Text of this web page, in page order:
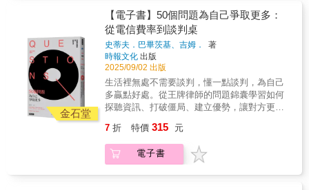
施。◆掌握談判心法，幫助你創造雙贏！◎不
要做沒有回報的讓步！◎儘可能不要與不具實
權的人談判。◎受談判對手尊敬遠比受其喜歡
更重要。◎卓越的談判者視談判對手為問題解
決者。因此，他經常展現這樣的風格：對人溫
和，但對主題強硬；努力增進互信；以追求雙
贏為目標。◎「贏家」是指自認為贏得談判的
人，「輸家」是指自認為輸掉談判的人。因
此，只有雙贏才是真贏！◎每一件事均可談
判，但不要每一件事都談判；每一件事均可重
開談判，但不要每一件事都重開談判。◎不要
毫不猶豫地接納談判對手的首次提議，你務必
要與他討價還價！◎盡量不要利用電話談判，
金上漲．向雇主要求調高薪資．向賣方要求降
價．向供應商要求提前交貨◆談判的成敗取決
於以下三項標準：．自身需要是否因談判而獲
得滿足？．談判過程是否富於效率？．談判之
後是否贏得對手信任？為了獲致談判之成功，
你必須具備以下三個條件：◎堅強的談判實力
（Power）書中解說如何正確地評估自身及對手
之實力，並透視提升自身實力之途徑。◎適切
制、服從、迴避、妥協等五種策略，幫助你在
不同情境下選用適當的策略，實現談判目標。
◎靈活的談判技巧（Tactics）書中解說聆聽、
發問、議價、說服、讓步等談判技巧，讓你確
通模式的全新情境，我們需要調整驗證過的有
效談判概念。同樣精闢的是，他不僅說明這種
調整過程的必要性，還示範如何以最佳方式進
行調整，最終成就這本傑作，教導我們靈活的
運用談判技巧。——羅伯特．席爾迪尼
（Robert Cialdini），《紐約時報》暢銷書《影
響力》（Influence）作者我們現在生活的世界
透過Zoom交流、迴避政治議題、擔心全球某地
工廠延誤將導致經濟災難。在這個新世界裡，
傳統的談判策略已不足夠。幸運的是，貝澤曼
整理出因應當今挑戰的必要談判策略。這本不
可或缺的書籍為讀者提供成功的工具，是老手
和新手談判者的必讀佳作。——查爾斯．杜希
格（Charles Duhigg），《為什麼我們這樣生
釐清的經濟學概念；將經濟學理論實際應用在
真實的交易場景中。對商業和法律界的學生和
專業人士來說，《DEALS交易力：從商業合約
設計到併購談判的8堂實戰課》都是不可多得的
參考資源。交易力八大重點：1. 了解協商與議
價能力的基本框架。2. 解讀資訊不對稱與逆向
選擇的挑戰。3. 解決事前資訊不對等難題的機
制。4. 如何處理道德風險與確認履約的狀況。
做出適合的調整以因應商業環境的變化。7. 設
何從經濟學的角度擬定理想的合約。從二手車
交易買賣到數十億美元企業併購，商學院教授
與法學專家聯手，從現實生活的實際案例了解
軟收購領英（LinkedIn）、史嘉蕾‧喬韓森針對
《黑寡婦》的播映與迪士尼發生合約糾紛、路
威酩軒集團（LVMH）因疫情決定放棄收購蒂芙
尼（Tiffany & Co.）所引起的訴訟、喬治‧諾克
羅斯和路易斯‧卡茨針對《費城詢問報》的所有
權而引發的爭執、國家廣播公司／維亞康姆針
對《歡樂一家親》最後三季跟派拉蒙影業公司
協商，以及其他許多案例。事實上，商業交易
的形式非常多樣，但每一筆交易都有相同的目
標，或至少應該要有這樣的目標──使聯合價值
斯納與古漢‧蘇布拉曼尼安援引了數十年的商業
交易教學和顧問經驗，告訴讀者這個目標應該
如何達成，並透過清楚簡潔的文字，確立協商
金石堂
【電子書】50個問題為自己爭取更多：
從電信費率到談判桌
史蒂夫．巴畢茨基、吉姆．
著
時報文化 出版
2025/09/02 出版
生活裡無處不需要談判，懂一點談判，為自己
多贏點好處。從王牌律師的問題錦囊學習如何
探聽資訊、打破僵局、建立優勢，讓對方更有
攻，也是攻擊性的防守──────問對問題，協
商先贏一半聰明的人不一定會談判；而懂協商
的人往往在財務和工作上更勝一籌，在生活上
7 折 特價 315 元
電子書